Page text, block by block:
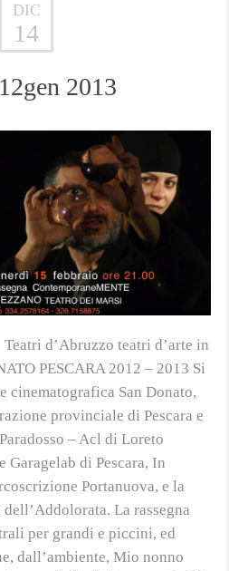
DIC
14
2013
d’Abruzzo teatri d’arte in
PESCARA 2012 – 2013 Si
cinematografica San Donato,
provinciale di Pescara e
– Acl di Loreto
Garagelab di Pescara, In
Portanuova, e la
La rassegna
per grandi e piccini, ed
dall’ambiente, Mio nonno